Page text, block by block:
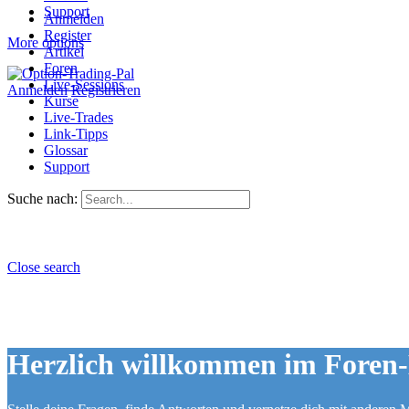
Support
More options
Anmelden Registrieren
Anmelden
Register
Artikel
Foren
Live-Sessions
Kurse
Live-Trades
Link-Tipps
Glossar
Support
Suche nach:
Close search
Herzlich willkommen im